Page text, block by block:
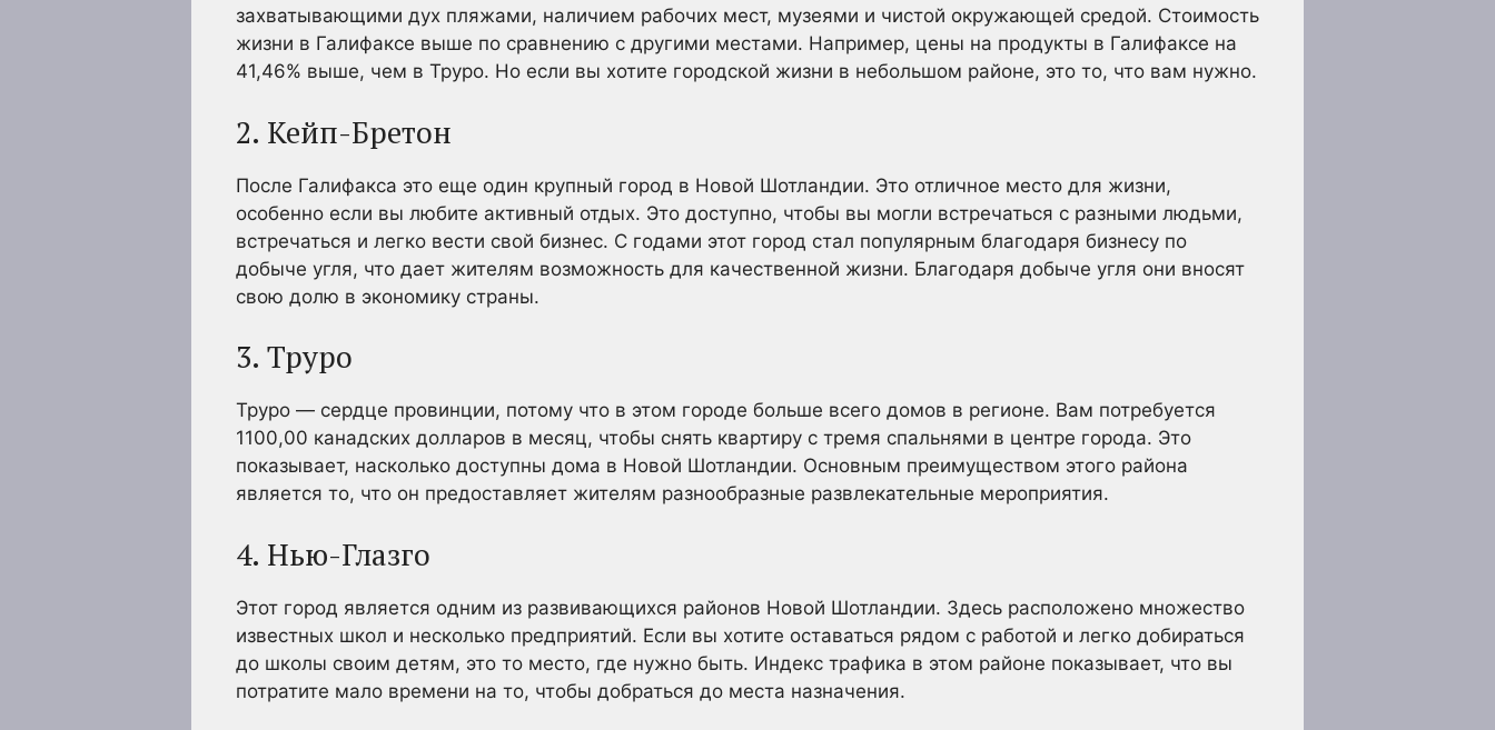
захватывающими дух пляжами, наличием рабочих мест, музеями и чистой окружающей средой. Стоимость
жизни в Галифаксе выше по сравнению с другими местами. Например, цены на продукты в Галифаксе на
41,46% выше, чем в Труро. Но если вы хотите городской жизни в небольшом районе, это то, что вам нужно.
2. Кейп-Бретон
После Галифакса это еще один крупный город в Новой Шотландии. Это отличное место для жизни,
особенно если вы любите активный отдых. Это доступно, чтобы вы могли встречаться с разными людьми,
встречаться и легко вести свой бизнес. С годами этот город стал популярным благодаря бизнесу по
добыче угля, что дает жителям возможность для качественной жизни. Благодаря добыче угля они вносят
свою долю в экономику страны.
3. Труро
Труро — сердце провинции, потому что в этом городе больше всего домов в регионе. Вам потребуется
1100,00 канадских долларов в месяц, чтобы снять квартиру с тремя спальнями в центре города. Это
показывает, насколько доступны дома в Новой Шотландии. Основным преимуществом этого района
является то, что он предоставляет жителям разнообразные развлекательные мероприятия.
4. Нью-Глазго
Этот город является одним из развивающихся районов Новой Шотландии. Здесь расположено множество
известных школ и несколько предприятий. Если вы хотите оставаться рядом с работой и легко добираться
до школы своим детям, это то место, где нужно быть. Индекс трафика в этом районе показывает, что вы
потратите мало времени на то, чтобы добраться до места назначения.